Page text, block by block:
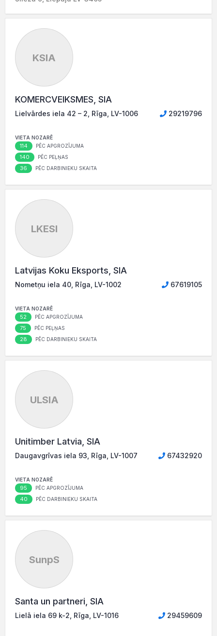
KSIA
KOMERCVEIKSMES, SIA
Lielvārdes iela 42 – 2, Rīga, LV-1006 29219796
VIETA NOZARĒ
114 PĒC APGROZĪJUMA
140 PĒC PEĻŅAS
36 PĒC DARBINIEKU SKAITA
LKESI
Latvijas Koku Eksports, SIA
Nometņu iela 40, Rīga, LV-1002 67619105
VIETA NOZARĒ
52 PĒC APGROZĪJUMA
75 PĒC PEĻŅAS
28 PĒC DARBINIEKU SKAITA
ULSIA
Unitimber Latvia, SIA
Daugavgrīvas iela 93, Rīga, LV-1007 67432920
VIETA NOZARĒ
95 PĒC APGROZĪJUMA
40 PĒC DARBINIEKU SKAITA
SunpS
Santa un partneri, SIA
Lielā iela 69 k-2, Rīga, LV-1016 29459609